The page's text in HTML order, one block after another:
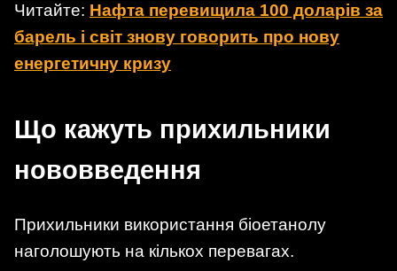
Читайте: Нафта перевищила 100 доларів за
барель і світ знову говорить про нову
енергетичну кризу
Що кажуть прихильники
нововведення
Прихильники використання біоетанолу
наголошують на кількох перевагах.